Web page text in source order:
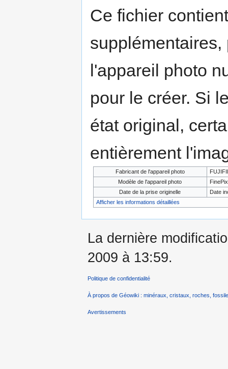
Ce fichier
l'appareil photo
pour le créer. Si
état original,
entièrement
Fabricant de l'appareil photo
Modèle de l'appareil photo
Date de la prise originelle
Date
Afficher les informations détaillées
La dernière
2009 à 13:59.
Politique de confidentialité
À propos de Géowiki : minéraux, cristaux, roches,
Avertissements